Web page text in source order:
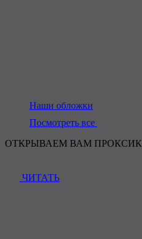
Наши обложки
Посмотреть все
ОТКРЫВАЕМ ВАМ
ЧИТАТЬ